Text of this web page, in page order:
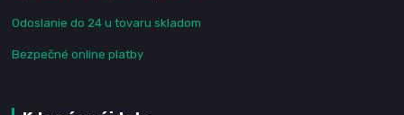
Odoslanie do 24 u tovaru skladom
Bezpečné online platby